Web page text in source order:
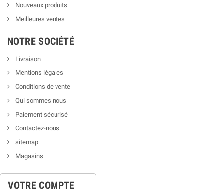
Nouveaux produits
Meilleures ventes
NOTRE SOCIÉTÉ
Livraison
Mentions légales
Conditions de vente
Qui sommes nous
Paiement sécurisé
Contactez-nous
sitemap
Magasins
VOTRE COMPTE